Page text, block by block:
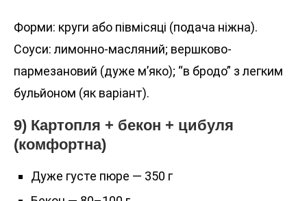
Форми: круги або півмісяці (подача ніжна).
Соуси: лимонно-масляний; вершково-
пармезановий (дуже м’яко); “в бродо” з легким
бульйоном (як варіант).
9) Картопля + бекон + цибуля
(комфортна)
Дуже густе пюре — 350 г